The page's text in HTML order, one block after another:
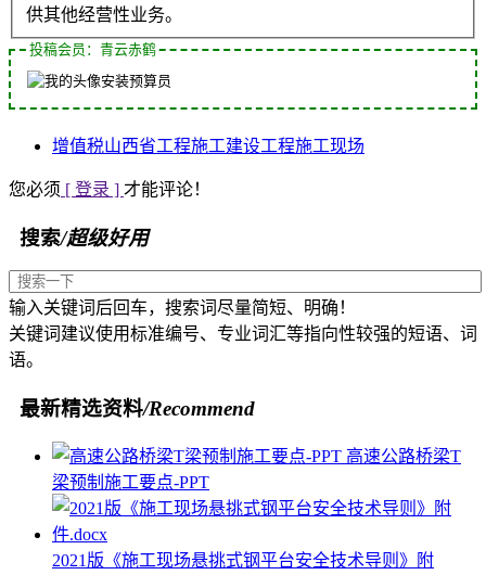
供其他经营性业务。
投稿会员：青云赤鹤
安装预算员
增值税山西省工程施工建设工程施工现场
您必须 [ 登录 ] 才能评论！
搜索/超级好用
输入关键词后回车，搜索词尽量简短、明确！
关键词建议使用标准编号、专业词汇等指向性较强的短语、词
语。
最新精选资料/Recommend
高速公路桥梁T
梁预制施工要点-PPT
2021版《施工现场悬挑式钢平台安全技术导则》附